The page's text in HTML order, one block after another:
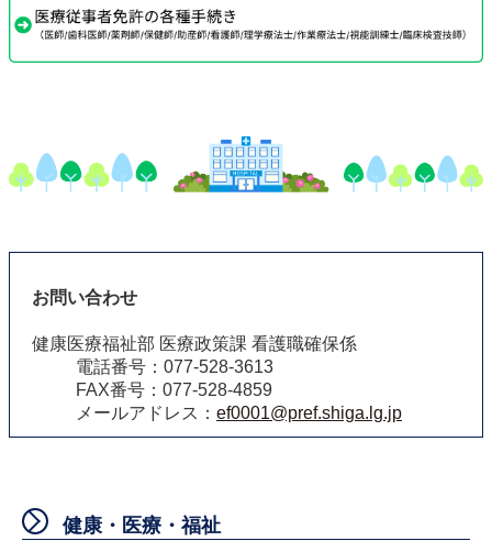
お問い合わせ
健康医療福祉部 医療政策課 看護職確保係
電話番号：077-528-3613
FAX番号：077-528-4859
メールアドレス： ef0001@pref.shiga.lg.jp
健康・医療・福祉